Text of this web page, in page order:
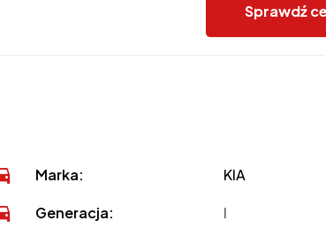
Sprawdź
Marka: KIA
Generacja: I